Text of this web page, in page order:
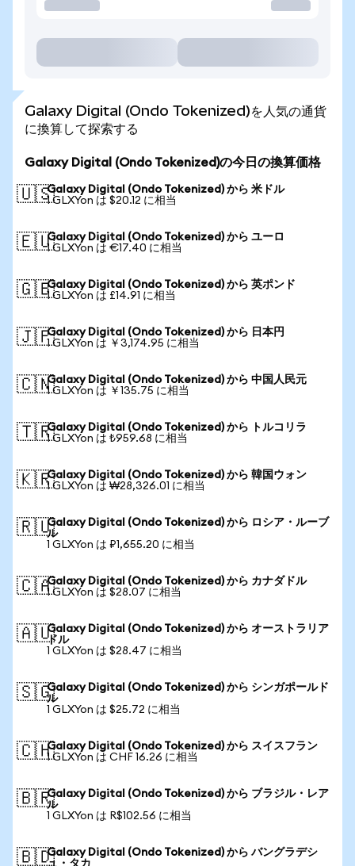
Galaxy Digital (Ondo Tokenized)を人気の通貨
に換算して探索する
Galaxy Digital (Ondo Tokenized)の今日の換算価格
🇺🇸Galaxy Digital (Ondo Tokenized) から 米ドル
1 GLXYon は $20.12 に相当
🇪🇺Galaxy Digital (Ondo Tokenized) から ユーロ
1 GLXYon は €17.40 に相当
🇬🇧Galaxy Digital (Ondo Tokenized) から 英ポンド
1 GLXYon は £14.91 に相当
🇯🇵Galaxy Digital (Ondo Tokenized) から 日本円
1 GLXYon は ￥3,174.95 に相当
🇨🇳Galaxy Digital (Ondo Tokenized) から 中国人民元
1 GLXYon は ￥135.75 に相当
🇹🇷Galaxy Digital (Ondo Tokenized) から トルコリラ
1 GLXYon は ₺959.68 に相当
🇰🇷Galaxy Digital (Ondo Tokenized) から 韓国ウォン
1 GLXYon は ₩28,326.01 に相当
🇷🇺Galaxy Digital (Ondo Tokenized) から ロシア・ルーブ
ル
1 GLXYon は ₽1,655.20 に相当
🇨🇦Galaxy Digital (Ondo Tokenized) から カナダドル
1 GLXYon は $28.07 に相当
🇦🇺Galaxy Digital (Ondo Tokenized) から オーストラリア
ドル
1 GLXYon は $28.47 に相当
🇸🇬Galaxy Digital (Ondo Tokenized) から シンガポールド
ル
1 GLXYon は $25.72 に相当
🇨🇭Galaxy Digital (Ondo Tokenized) から スイスフラン
1 GLXYon は CHF 16.26 に相当
🇧🇷Galaxy Digital (Ondo Tokenized) から ブラジル・レア
ル
1 GLXYon は R$102.56 に相当
🇧🇩Galaxy Digital (Ondo Tokenized) から バングラデシ
ュ・タカ